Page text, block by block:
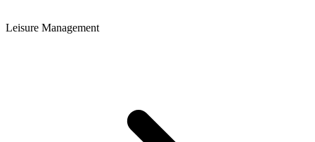
Leisure Management